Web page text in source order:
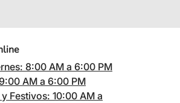
8:00 AM a 6:00 PM
AM a 6:00 PM
Festivos: 10:00 AM a